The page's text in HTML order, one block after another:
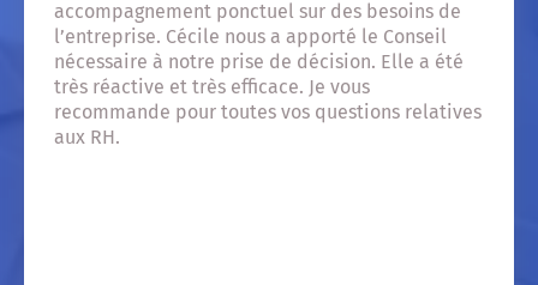
accompagnement ponctuel sur des besoins de
l’entreprise. Cécile nous a apporté le Conseil
nécessaire à notre prise de décision. Elle a été
très réactive et très efficace. Je vous
recommande pour toutes vos questions relatives
aux RH.